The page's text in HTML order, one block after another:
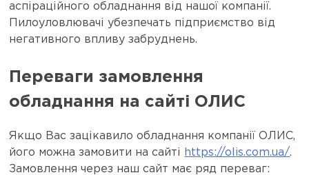
аспіраційного обладнання від нашої компанії.
Пилоуловлювачі убезпечать підприємство від
негативного впливу забруднень.
Переваги замовлення
обладнання на сайті ОЛИС
Якщо Вас зацікавило обладнання компанії ОЛИС,
його можна замовити на сайті
https://olis.com.ua/.
Замовлення через наш сайт має ряд переваг: